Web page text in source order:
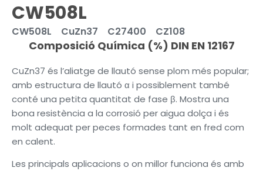
CW508L
CW508L CuZn37 C27400 CZ108
Composició Química (%) DIN EN 12167
CuZn37 és l’aliatge de llautó sense plom més popular;
amb estructura de llautó α i possiblement també
conté una petita quantitat de fase β. Mostra una
bona resistència a la corrosió per aigua dolça i és
molt adequat per peces formades tant en fred com
en calent.
Les principals aplicacions o on millor funciona és amb